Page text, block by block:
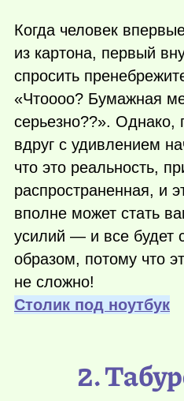
Когда человек
из картона, первый
спросить
«Чтоооо? Бумажная
серьезно??». Однако,
вдруг с удивлением
что это реальность,
распространенная, и
вполне может стать
усилий — и все будет
образом, потому что
не сложно!
Столик под ноутбук
2.